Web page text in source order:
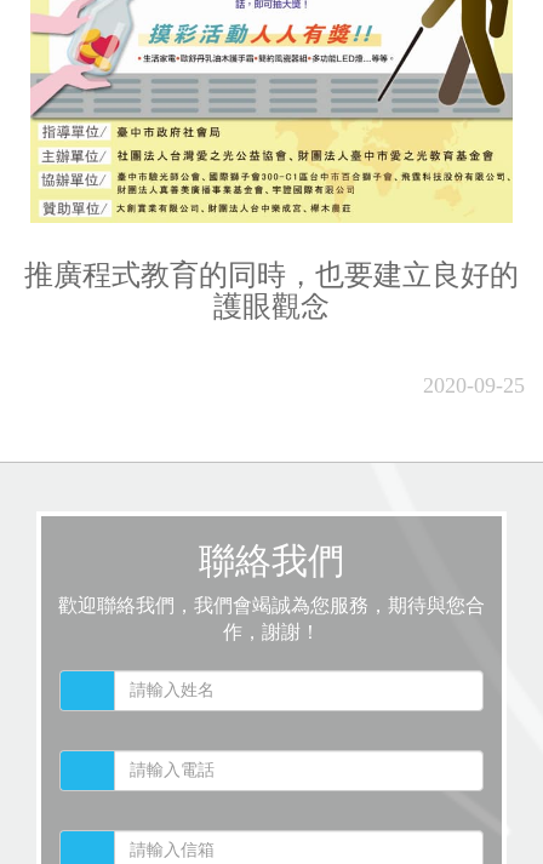
推廣程式教育的同時，也要建立良好的
護眼觀念
2020-09-25
聯絡我們
歡迎聯絡我們，我們會竭誠為您服務，期待與您合
作，謝謝！